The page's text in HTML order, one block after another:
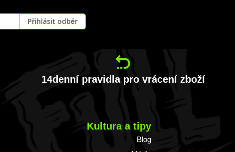
Přihlásit odběr
14denní pravidla pro vrácení zboží
Kultura a tipy
Blog